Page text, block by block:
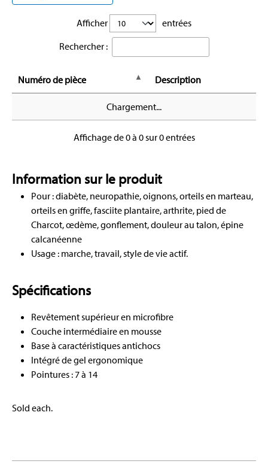
Afficher
entrées
Rechercher :
Numéro de pièce Description
Chargement...
Affichage de 0 à 0 sur 0 entrées
Information sur le produit
Pour : diabète, neuropathie, oignons, orteils en marteau,
orteils en griffe, fasciite plantaire, arthrite, pied de
Charcot, œdème, gonflement, douleur au talon, épine
calcanéenne
Usage : marche, travail, style de vie actif.
Spécifications
Revêtement supérieur en microfibre
Couche intermédiaire en mousse
Base à caractéristiques antichocs
Intégré de gel ergonomique
Pointures : 7 à 14
Sold each.